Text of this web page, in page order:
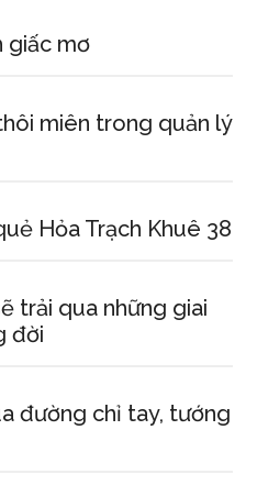
giấc mơ
miên trong quản lý
Hỏa Trạch Khuê 38
trải qua những giai
đời
đường chỉ tay, tướng